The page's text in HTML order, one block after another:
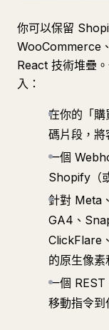
你可以保留
WooCommerce
React 技術堆疊
入：
在你的「
碼片段，將
一個
Shopify（
針對 Meta
GA4、
ClickFlare
的原生像
一個
移動指令到